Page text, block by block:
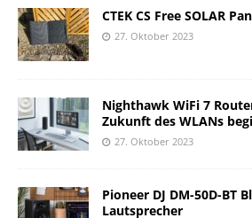
CTEK CS Free SOLAR
27. Oktober 2023
Nighthawk WiFi 7
Zukunft des WLANs
27. Oktober 2023
Pioneer DJ DM-50D-BT
Lautsprecher